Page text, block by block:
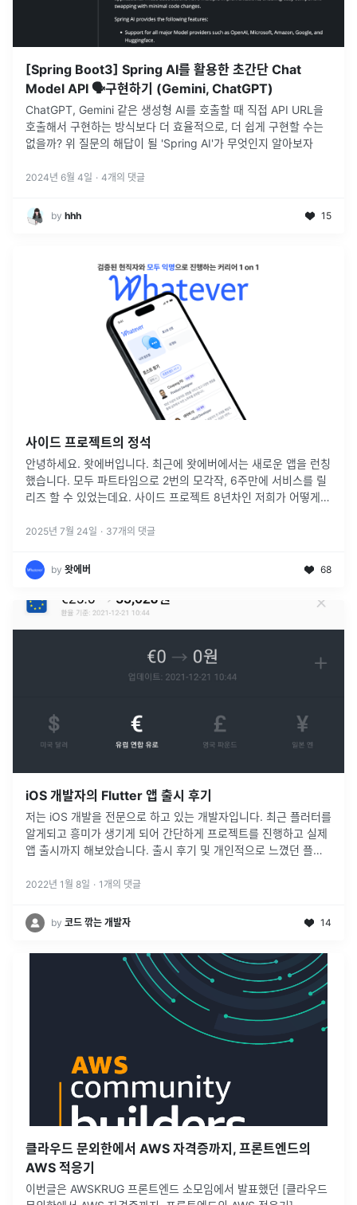
[Spring Boot3] Spring AI를 활용한 초간단 Chat
Model API 🗣️구현하기 (Gemini, ChatGPT)
ChatGPT, Gemini 같은 생성형 AI를 호출할 때 직접 API URL을
호출해서 구현하는 방식보다 더 효율적으로, 더 쉽게 구현할 수는
없을까? 위 질문의 해답이 될 'Spring AI'가 무엇인지 알아보자
2024년 6월 4일 · 4개의 댓글
by hhh 15
사이드 프로젝트의 정석
안녕하세요. 왓에버입니다. 최근에 왓에버에서는 새로운 앱을 런칭
했습니다. 모두 파트타임으로 2번의 모각작, 6주만에 서비스를 릴
리즈 할 수 있었는데요. 사이드 프로젝트 8년차인 저희가 어떻게
젝트 홍보 ...
2025년 7월 24일 · 37개의 댓글
by 왓에버 68
iOS 개발자의 Flutter 앱 출시 후기
저는 iOS 개발을 전문으로 하고 있는 개발자입니다. 최근 플러터를
알게되고 흥미가 생기게 되어 간단하게 프로젝트를 진행하고 실제
앱 출시까지 해보았습니다. 출시 후기 및 개인적으로 느꼈던 플러
시작할 때...
2022년 1월 8일 · 1 개의 댓글
by 코드 깎는 개발자 14
클라우드 문외한에서 AWS 자격증까지, 프론트엔드의
AWS 적응기
이번글은 AWSKRUG 프론트엔드 소모임에서 발표했던 [클라우드